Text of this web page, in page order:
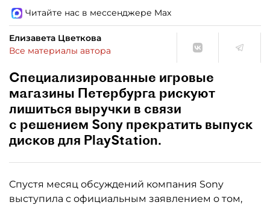
Читайте нас в мессенджере Max
Елизавета Цветкова
Все материалы автора
Специализированные игровые
магазины Петербурга рискуют
лишиться выручки в связи
с решением Sony прекратить выпуск
дисков для PlayStation.
Спустя месяц обсуждений компания Sony
выступила с официальным заявлением о том,